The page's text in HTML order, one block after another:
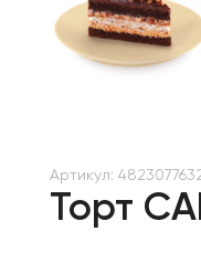
Артикул:
Торт